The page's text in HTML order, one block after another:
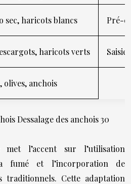
sec, haricots blancs Pré-
haricots verts
olives, anchois
Dessalage des anchois 30
met l’accent sur l’utilisation
fumé et l’incorporation de
traditionnels. Cette adaptation